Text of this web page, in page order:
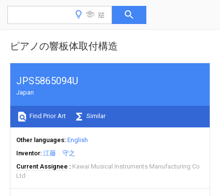
ピアノの響板体取付構造
JPS5865094U
Japan
Find Prior Art Similar
Other languages English
Inventor 江藤 守之
Current Assignee
Kawai Musical Instruments Manufacturing Co
Ltd